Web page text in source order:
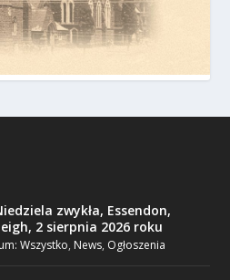
zwykła, Essendon,
2 sierpnia 2026 roku
Wszystko, News, Ogłoszenia